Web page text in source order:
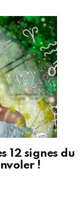
12 signes du
!